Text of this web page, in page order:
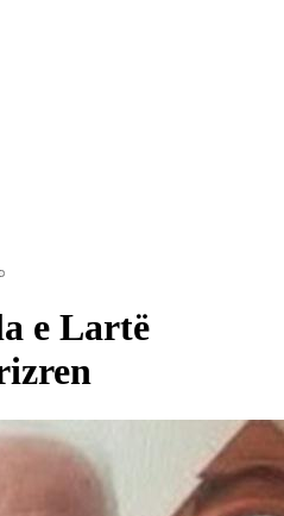
e Lartë